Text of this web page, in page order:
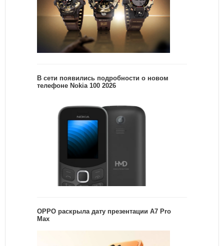
В сети появились подробности о новом
телефоне Nokia 100 2026
OPPO раскрыла дату презентации A7 Pro
Max